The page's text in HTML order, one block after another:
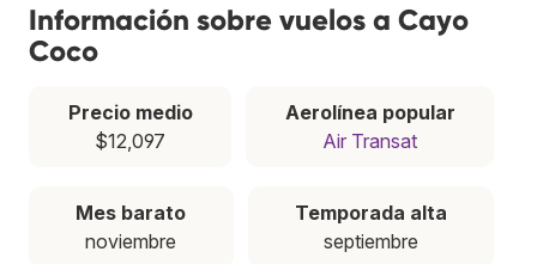
Información sobre vuelos a Cayo
Coco
Precio medio
$12,097
Aerolínea popular
Air Transat
Mes barato
noviembre
Temporada alta
septiembre